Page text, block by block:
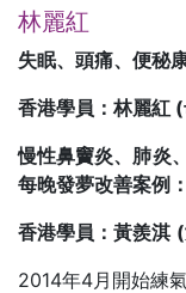
林麗紅
失眠、頭痛、便秘
香港學員：林麗紅
慢性鼻竇炎、肺炎
每晚發夢改善案例：
香港學員：黃羨淇 (
2014年4月開始練